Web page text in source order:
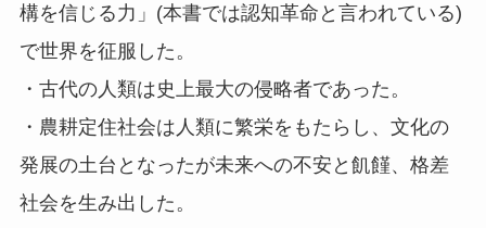
構を信じる力」(本書では認知革命と言われている)
で世界を征服した。
・古代の人類は史上最大の侵略者であった。
・農耕定住社会は人類に繁栄をもたらし、文化の
発展の土台となったが未来への不安と飢饉、格差
社会を生み出した。